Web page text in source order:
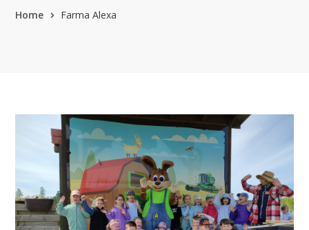
Home Farma Alexa